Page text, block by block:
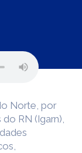
Norte, por
RN (Igarn),